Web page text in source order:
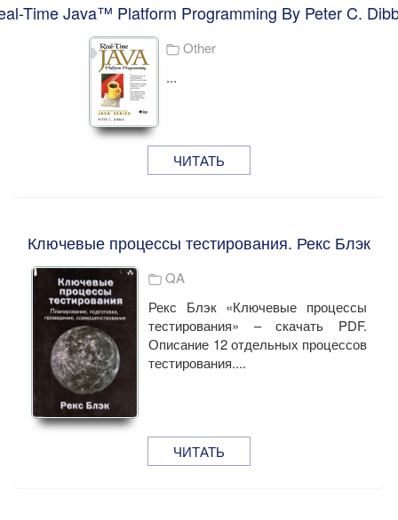
Time Java™ Platform Programming By Peter C.
Other
...
ЧИТАТЬ
Ключевые процессы тестирования. Рекс Блэк
QA
Рекс Блэк «Ключевые процессы
тестирования» – скачать PDF.
Описание 12 отдельных процессов
тестирования....
ЧИТАТЬ